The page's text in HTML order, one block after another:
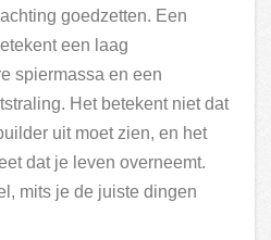
goedzetten. Een
een laag
spiermassa en een
Het betekent niet dat
uit moet zien, en het
dat je leven overneemt.
mits je de juiste dingen